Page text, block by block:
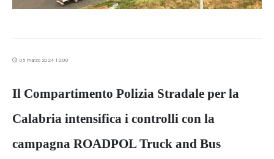
05 marzo 2024 12:00
Il Compartimento Polizia Stradale per la
Calabria intensifica i controlli con la
campagna ROADPOL Truck and Bus